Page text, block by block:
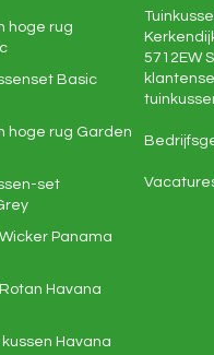
hoge rug
Basic
hoge rug Garden
set
Panama
Havana
Havana
5712EW